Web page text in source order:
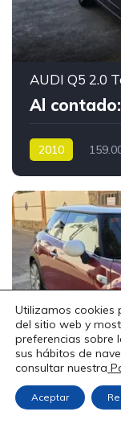
AUDI Q5 2.0
Al
2010
MINI Cooper
Utilizamos cookies
del sitio web y
preferencias sobre
sus hábitos de
consultar nuestra
Aceptar